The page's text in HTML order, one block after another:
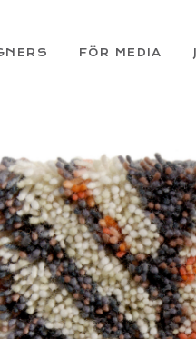
FÖR MEDIA